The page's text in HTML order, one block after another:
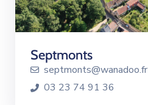
Septmonts
septmonts@wanadoo.fr
03 23 74 91 36